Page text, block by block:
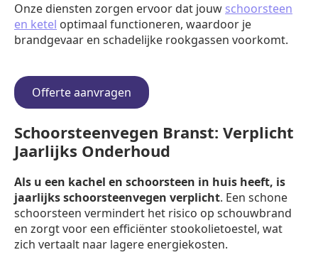
Onze diensten zorgen ervoor dat jouw schoorsteen
en ketel optimaal functioneren, waardoor je
brandgevaar en schadelijke rookgassen voorkomt.
Offerte aanvragen
Schoorsteenvegen Branst: Verplicht
Jaarlijks Onderhoud
Als u een kachel en schoorsteen in huis heeft, is
jaarlijks schoorsteenvegen verplicht. Een schone
schoorsteen vermindert het risico op schouwbrand
en zorgt voor een efficiënter stookolietoestel, wat
zich vertaalt naar lagere energiekosten.